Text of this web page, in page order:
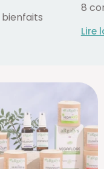
bienfaits
8
Lire